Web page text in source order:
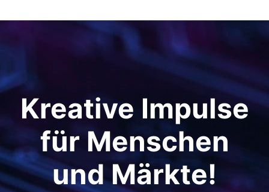
Kreative Impulse
für Menschen
und Märkte!